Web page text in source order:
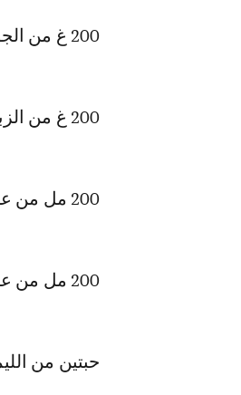
200 غ من الجوز
200 غ من الزبيب
200 مل من عصير الجزر
200 مل من عصير الشمندر
حبتين من